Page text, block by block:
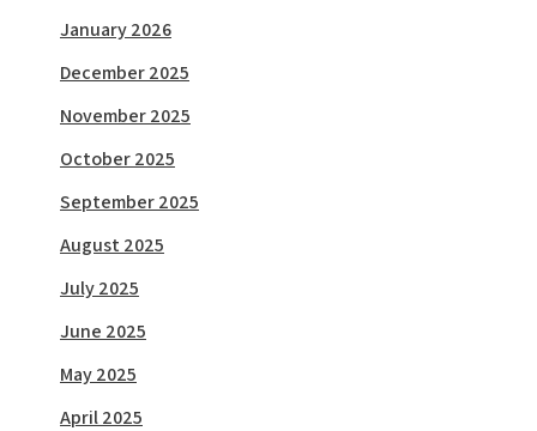
January 2026
December 2025
November 2025
October 2025
September 2025
August 2025
July 2025
June 2025
May 2025
April 2025